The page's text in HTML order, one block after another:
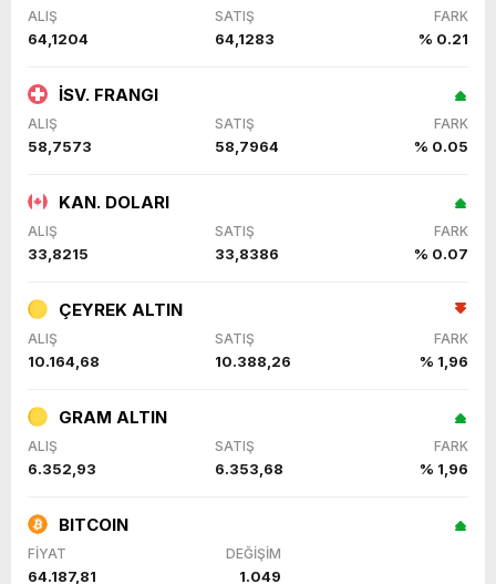
ALIŞ SATIŞ FARK
64,1204 64,1283 % 0.21
İSV. FRANGI
ALIŞ SATIŞ FARK
58,7573 58,7964 % 0.05
KAN. DOLARI
ALIŞ SATIŞ FARK
33,8215 33,8386 % 0.07
ÇEYREK ALTIN
ALIŞ SATIŞ FARK
10.164,68 10.388,26 % 1,96
GRAM ALTIN
ALIŞ SATIŞ FARK
6.352,93 6.353,68 % 1,96
BITCOIN
FİYAT DEĞİŞİM
64.187,81 1.049